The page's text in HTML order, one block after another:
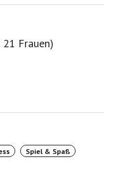
Bestätigung der
der nächsten
Teilnahme
21 Frauen)
Spiel & Spaß